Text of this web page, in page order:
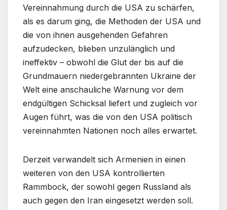
Vereinnahmung durch die USA zu schärfen,
als es darum ging, die Methoden der USA und
die von ihnen ausgehenden Gefahren
aufzudecken, blieben unzulänglich und
ineffektiv – obwohl die Glut der bis auf die
Grundmauern niedergebrannten Ukraine der
Welt eine anschauliche Warnung vor dem
endgültigen Schicksal liefert und zugleich vor
Augen führt, was die von den USA politisch
vereinnahmten Nationen noch alles erwartet.
Derzeit verwandelt sich Armenien in einen
weiteren von den USA kontrollierten
Rammbock, der sowohl gegen Russland als
auch gegen den Iran eingesetzt werden soll.